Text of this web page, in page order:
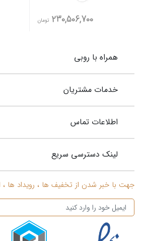
230,506,700 تومان
همراه با روبی
خدمات مشتریان
اطلاعات تماس
لینک دسترسی سریع
جهت با خبر شدن از تخفیف ها ، رویداد ها ،